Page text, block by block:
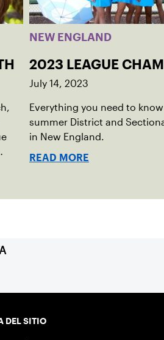
NEW ENGLAND
2023 LEAGUE
July 14, 2023
Everything you need to
summer District and
in New England.
READ MORE
DEL SITIO